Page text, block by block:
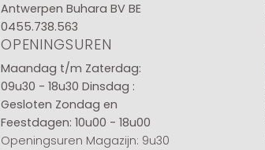
Antwerpen Buhara BV BE
0455.738.563
OPENINGSUREN
Maandag t/m Zaterdag:
09u30 - 18u30 Dinsdag :
Gesloten Zondag en
Feestdagen: 10u00 - 18u00
Openingsuren Magazijn: 9u30